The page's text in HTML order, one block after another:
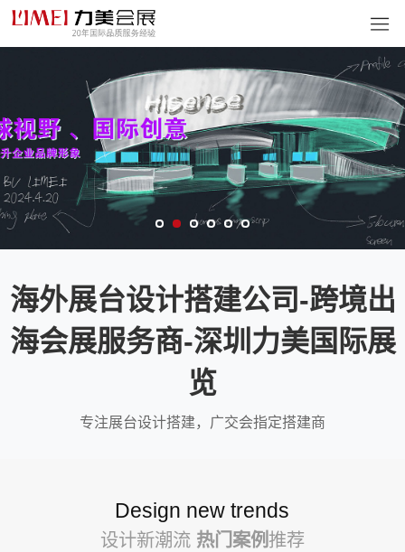
海外展台设计搭建公司-跨境出
海会展服务商-深圳力美国际展
览
专注展台设计搭建，广交会指定搭建商
Design new trends
设计新潮流 热门案例 推荐